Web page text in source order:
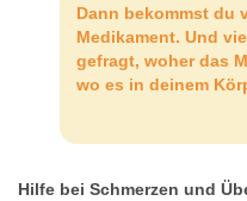
Dann bekommst du
Medikament. Und
gefragt, woher das
wo es in deinem
Hilfe bei Schmerzen und